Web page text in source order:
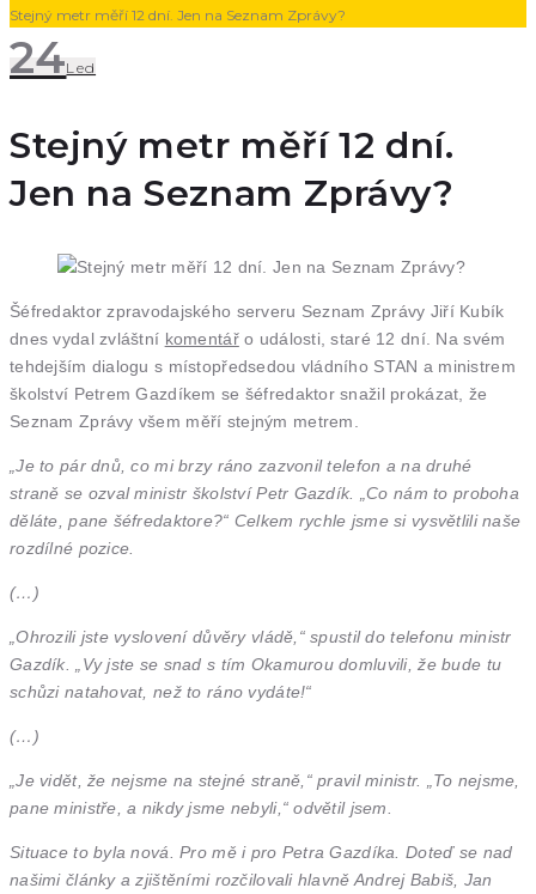
Stejný metr měří 12 dní. Jen na Seznam Zprávy?
24Led
Stejný metr měří 12 dní.
Jen na Seznam Zprávy?
Šéfredaktor zpravodajského serveru Seznam Zprávy Jiří Kubík
dnes vydal zvláštní komentářo události, staré 12 dní. Na svém
tehdejším dialogu s místopředsedou vládního STAN a ministrem
školství Petrem Gazdíkem se šéfredaktor snažil prokázat, že
Seznam Zprávy všem měří stejným metrem.
„Je to pár dnů, co mi brzy ráno zazvonil telefon a na druhé
straně se ozval ministr školství Petr Gazdík. „Co nám to proboha
děláte, pane šéfredaktore?“ Celkem rychle jsme si vysvětlili naše
rozdílné pozice.
(…)
„Ohrozili jste vyslovení důvěry vládě,“ spustil do telefonu ministr
Gazdík. „Vy jste se snad s tím Okamurou domluvili, že bude tu
schůzi natahovat, než to ráno vydáte!“
(…)
„Je vidět, že nejsme na stejné straně,“ pravil ministr. „To nejsme,
pane ministře, a nikdy jsme nebyli,“ odvětil jsem.
Situace to byla nová. Pro mě i pro Petra Gazdíka. Doteď se nad
našimi články a zjištěními rozčilovali hlavně Andrej Babiš, Jan